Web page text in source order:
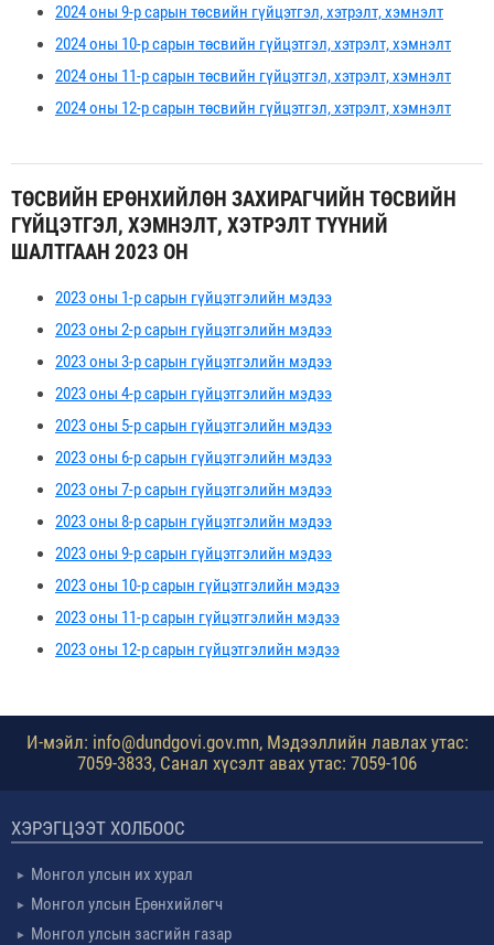
2024 оны 9-р сарын төсвийн гүйцэтгэл, хэтрэлт, хэмнэлт
2024 оны 10-р сарын төсвийн гүйцэтгэл, хэтрэлт, хэмнэлт
2024 оны 11-р сарын төсвийн гүйцэтгэл, хэтрэлт, хэмнэлт
2024 оны 12-р сарын төсвийн гүйцэтгэл, хэтрэлт, хэмнэлт
ТӨСВИЙН ЕРӨНХИЙЛӨН ЗАХИРАГЧИЙН ТӨСВИЙН
ГҮЙЦЭТГЭЛ, ХЭМНЭЛТ, ХЭТРЭЛТ ТҮҮНИЙ
ШАЛТГААН 2023 ОН
2023 оны 1-р сарын гүйцэтгэлийн мэдээ
2023 оны 2-р сарын гүйцэтгэлийн мэдээ
2023 оны 3-р сарын гүйцэтгэлийн мэдээ
2023 оны 4-р сарын гүйцэтгэлийн мэдээ
2023 оны 5-р сарын гүйцэтгэлийн мэдээ
2023 оны 6-р сарын гүйцэтгэлийн мэдээ
2023 оны 7-р сарын гүйцэтгэлийн мэдээ
2023 оны 8-р сарын гүйцэтгэлийн мэдээ
2023 оны 9-р сарын гүйцэтгэлийн мэдээ
2023 оны 10-р сарын гүйцэтгэлийн мэдээ
2023 оны 11-р сарын гүйцэтгэлийн мэдээ
2023 оны 12-р сарын гүйцэтгэлийн мэдээ
И-мэйл: info@dundgovi.gov.mn, Мэдээллийн лавлах утас:
7059-3833, Санал хүсэлт авах утас: 7059-106
ХЭРЭГЦЭЭТ ХОЛБООС
Монгол улсын их хурал
Монгол улсын Ерөнхийлөгч
Монгол улсын засгийн газар